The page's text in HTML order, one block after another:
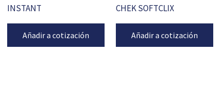
INSTANT
Añadir a cotización
CHEK SOFTCLIX
Añadir a cotización